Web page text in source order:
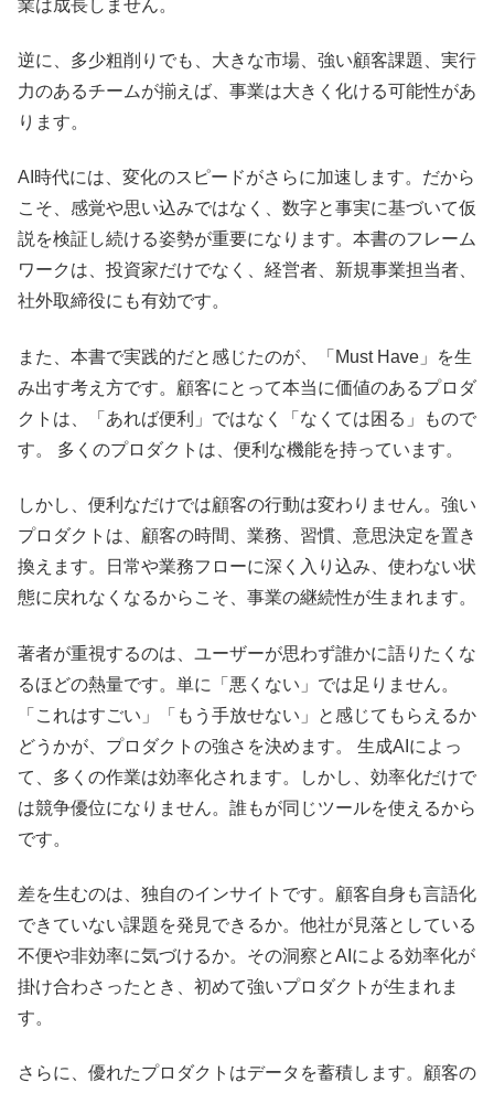
業は成長しません。
逆に、多少粗削りでも、大きな市場、強い顧客課題、実行
力のあるチームが揃えば、事業は大きく化ける可能性があ
ります。
AI時代には、変化のスピードがさらに加速します。だから
こそ、感覚や思い込みではなく、数字と事実に基づいて仮
説を検証し続ける姿勢が重要になります。本書のフレーム
ワークは、投資家だけでなく、経営者、新規事業担当者、
社外取締役にも有効です。
また、本書で実践的だと感じたのが、「Must Have」を生
み出す考え方です。顧客にとって本当に価値のあるプロダ
クトは、「あれば便利」ではなく「なくては困る」もので
す。 多くのプロダクトは、便利な機能を持っています。
しかし、便利なだけでは顧客の行動は変わりません。強い
プロダクトは、顧客の時間、業務、習慣、意思決定を置き
換えます。日常や業務フローに深く入り込み、使わない状
態に戻れなくなるからこそ、事業の継続性が生まれます。
著者が重視するのは、ユーザーが思わず誰かに語りたくな
るほどの熱量です。単に「悪くない」では足りません。
「これはすごい」「もう手放せない」と感じてもらえるか
どうかが、プロダクトの強さを決めます。 生成AIによっ
て、多くの作業は効率化されます。しかし、効率化だけで
は競争優位になりません。誰もが同じツールを使えるから
です。
差を生むのは、独自のインサイトです。顧客自身も言語化
できていない課題を発見できるか。他社が見落としている
不便や非効率に気づけるか。その洞察とAIによる効率化が
掛け合わさったとき、初めて強いプロダクトが生まれま
す。
さらに、優れたプロダクトはデータを蓄積します。顧客の